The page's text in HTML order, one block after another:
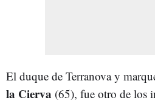
El duque de Terranova y
la Cierva (65), fue otro de los